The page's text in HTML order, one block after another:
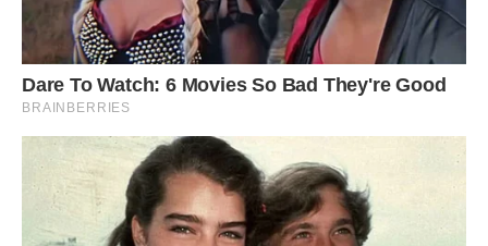
З 1 липня 2019 року набудуть чинності ухвалені урядом